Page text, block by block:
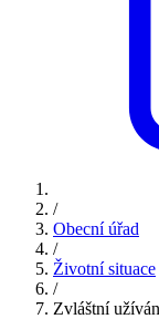
/
Obecní úřad
/
Životní situace
/
Zvláštní